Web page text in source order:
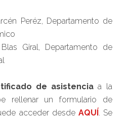
Peréz, Departamento de
Giral, Departamento de
de asistenciaa la
rellenar un formulario de
acceder desde AQUÍ. Se